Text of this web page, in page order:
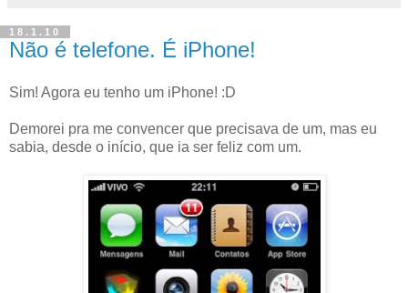
18.1.10
Não é telefone. É iPhone!
Sim! Agora eu tenho um iPhone! :D
Demorei pra me convencer que precisava de um, mas eu
sabia, desde o início, que ia ser feliz com um.